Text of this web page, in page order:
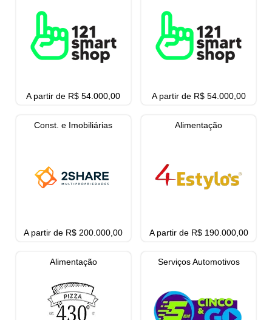
A partir de R$ 54.000,00 A partir de R$ 54.000,00
Const. e Imobiliárias
A partir de R$ 200.000,00
Alimentação
A partir de R$ 190.000,00
Alimentação Serviços Automotivos